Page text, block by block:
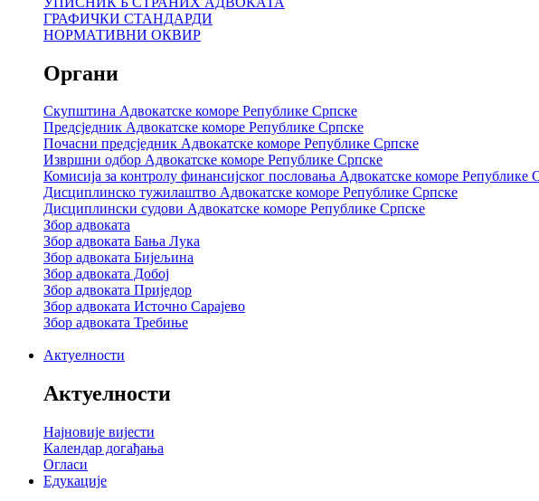
ГРАФИЧКИ СТАНДАРДИ
НОРМАТИВНИ ОКВИР
Органи
Скупштина Адвокатске коморе Републике Српске
Предсједник Адвокатске коморе Републике Српске
Почасни предсједник Адвокатске коморе Републике Српске
Извршни одбор Адвокатске коморе Републике Српске
Комисија за контролу финансијског пословања Адвокатске коморе Републике
Дисциплинско тужилаштво Адвокатске коморе Републике Српске
Дисциплински судови Адвокатске коморе Републике Српске
Збор адвоката
Збор адвоката Бања Лука
Збор адвоката Бијељина
Збор адвоката Добој
Збор адвоката Приједор
Збор адвоката Источно Сарајево
Збор адвоката Требиње
Актуелности
Актуелности
Најновије вијести
Календар догађања
Огласи
Едукације